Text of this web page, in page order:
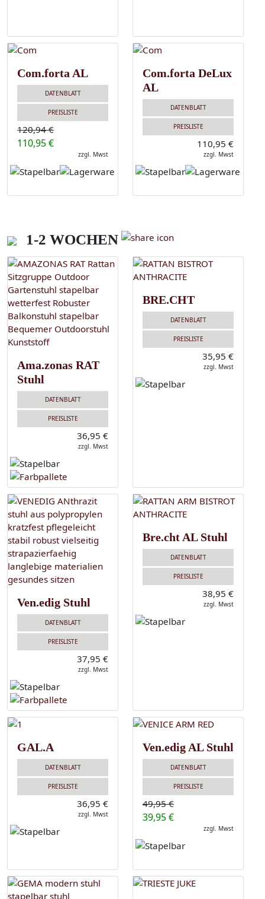
Com.forta AL
DATENBLATT
PREISLISTE
120,94 €
110,95 €
zzgl. Mwst
Com.forta DeLux
AL
DATENBLATT
PREISLISTE
110,95 €
zzgl. Mwst
1-2 WOCHEN
Ama.zonas RAT
Stuhl
DATENBLATT
PREISLISTE
36,95 €
zzgl. Mwst
BRE.CHT
DATENBLATT
PREISLISTE
35,95 €
zzgl. Mwst
Ven.edig Stuhl
DATENBLATT
PREISLISTE
37,95 €
zzgl. Mwst
Bre.cht AL Stuhl
DATENBLATT
PREISLISTE
38,95 €
zzgl. Mwst
GAL.A
DATENBLATT
PREISLISTE
36,95 €
zzgl. Mwst
Ven.edig AL Stuhl
DATENBLATT
PREISLISTE
49,95 €
39,95 €
zzgl. Mwst